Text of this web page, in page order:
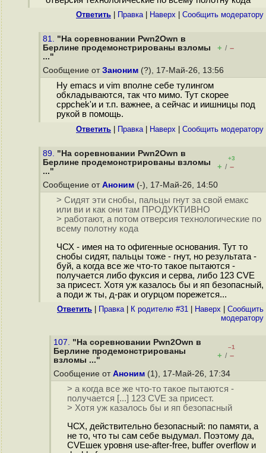
Ответить Правка| Наверх Cообщить модератору
81. "На соревновании Pwn2Own в
Берлине продемонстрированы взломы
..."
+ / –
Сообщение от Заноним (?), 17-Май-26, 13:56
Ну emacs и vim вполне себе тулингом
обкладываются, так что мимо. Тут скорее
cppchek'и и т.п. важнее, а сейчас и иишницы под
рукой в помощь.
Ответить Правка| Наверх Cообщить модератору
89. "На соревновании Pwn2Own в
Берлине продемонстрированы взломы
..."
+3
+ / –
Сообщение от Аноним (-), 17-Май-26, 14:50
> Сидят эти снобы, пальцы гнут за свой емакс
или ви и как они там ПРОДУКТИВНО
> работают, а потом отверсия технологические по
всему полотну кода
ЧСХ - имея на то офигенные основания. Тут то
снобы сидят, пальцы тоже - гнут, но результата -
буй, а когда все же что-то такое пытаются -
получается либо фуксия и серва, либо 123 CVE
за присест. Хотя уж казалось бы и яп безопасный,
а поди ж ты, д-рак и огурцом порежется...
Ответить Правка| К родителю #31 Наверх
Cообщить
модератору
107. "На соревновании Pwn2Own в
Берлине продемонстрированы
взломы ..."
–1
+ / –
Сообщение от Аноним (1), 17-Май-26, 17:34
> а когда все же что-то такое пытаются -
получается [...] 123 CVE за присест.
> Хотя уж казалось бы и яп безопасный
ЧСХ, действительно безопасный: по памяти, а
не то, что ты сам себе выдумал. Поэтому да,
CVEшек уровня use-after-free, buffer overflow и